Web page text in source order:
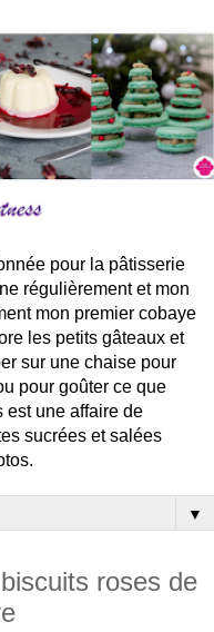
pour la pâtisserie
régulièrement et mon
mon premier cobaye
les petits gâteaux et
sur une chaise pour
pour goûter ce que
est une affaire de
sucrées et salées
▼
roses de